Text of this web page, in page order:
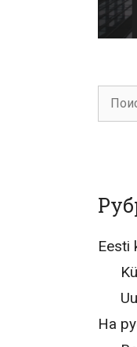
Поиск
для:
Eesti
На